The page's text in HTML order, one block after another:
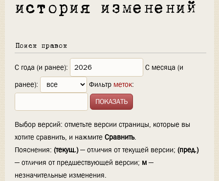
история изменений
Поиск правок
С года (и ранее):
С месяца (и
ранее):
Фильтр меток:
Выбор версий: отметьте версии страницы, которые вы
хотите сравнить, и нажмите Сравнить.
Пояснения: (текущ.)— отличия от текущей версии; (пред.)
— отличия от предшествующей версии; м —
незначительные изменения.